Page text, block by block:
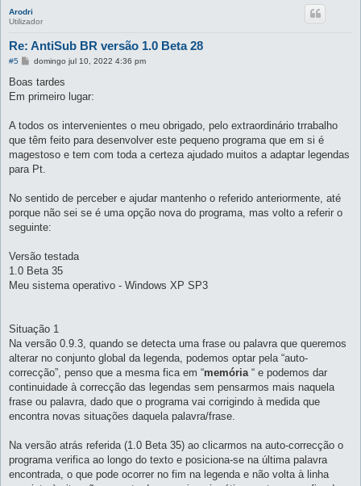
Arodri
Utilizador
Re: AntiSub BR versão 1.0 Beta 28
#5
M
n
a
m
domingo jul 10, 2022 4:36 pm
Boas tardes
Em primeiro lugar:
A todos os intervenientes o meu obrigado, pelo extraordinário trrabalho
que têm feito para desenvolver este pequeno programa que em si é
magestoso e tem com toda a certeza ajudado muitos a adaptar legendas
para Pt.
No sentido de perceber e ajudar mantenho o referido anteriormente, até
porque não sei se é uma opção nova do programa, mas volto a referir o
seguinte:
Versão testada
1.0 Beta 35
Meu sistema operativo - Windows XP SP3
Situação 1
Na versão 0.9.3, quando se detecta uma frase ou palavra que queremos
alterar no conjunto global da legenda, podemos optar pela “auto-
correcção”, penso que a mesma fica em “memória“ e podemos dar
continuidade à correcção das legendas sem pensarmos mais naquela
frase ou palavra, dado que o programa vai corrigindo à medida que
encontra novas situações daquela palavra/frase.
Na versão atrás referida (1.0 Beta 35) ao clicarmos na auto-correcção o
programa verifica ao longo do texto e posiciona-se na última palavra
encontrada, o que pode ocorrer no fim na legenda e não volta à linha